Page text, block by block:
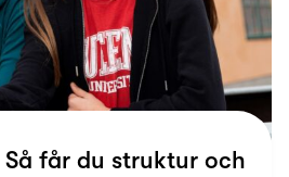
får du struktur och